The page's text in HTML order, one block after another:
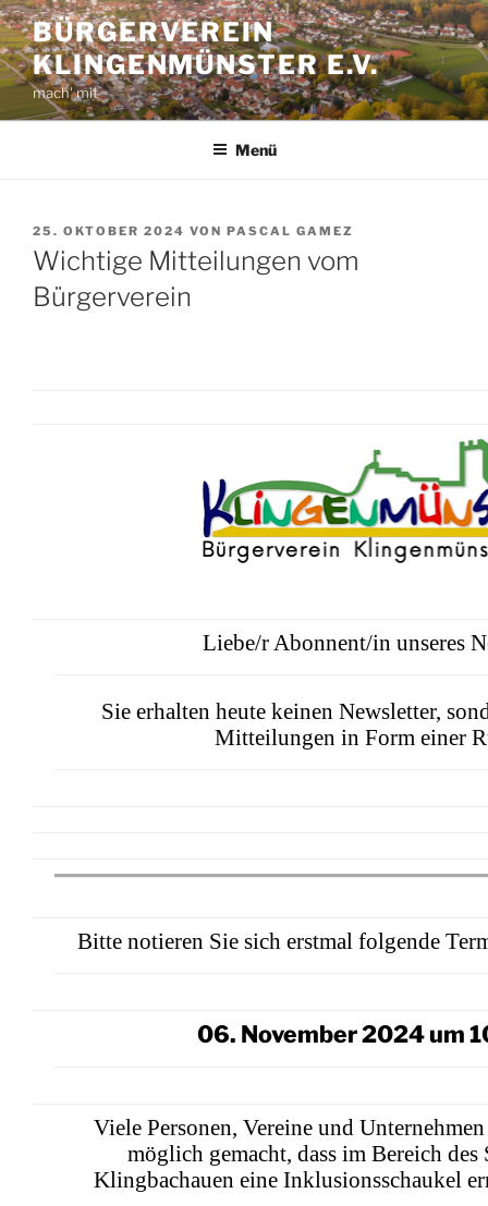
Zum
Inhalt
springen
BÜRGERVEREIN
KLINGENMÜNSTER E.V.
mach' mit
Menü
VERÖFFENTLICHT
AM
25. OKTOBER 2024 VON PASCAL GAMEZ
Wichtige Mitteilungen vom
Bürgerverein
Liebe/r Abonnent/in unseres
Sie erhalten heute keinen Newsletter,
Mitteilungen in Form einer
Bitte notieren Sie sich erstmal folgende
06. November 2024 um
Viele Personen, Vereine und
möglich gemacht, dass im Bereich des
Klingbachauen eine Inklusionsschaukel